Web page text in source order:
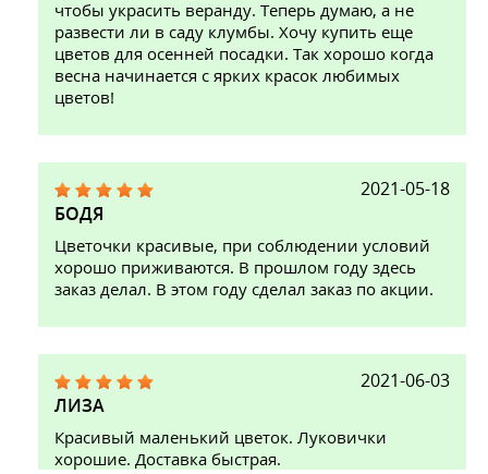
чтобы украсить веранду. Теперь думаю, а не
развести ли в саду клумбы. Хочу купить еще
цветов для осенней посадки. Так хорошо когда
весна начинается с ярких красок любимых
цветов!
2021-05-18
БОДЯ
Цветочки красивые, при соблюдении условий
хорошо приживаются. В прошлом году здесь
заказ делал. В этом году сделал заказ по акции.
2021-06-03
ЛИЗА
Красивый маленький цветок. Луковички
хорошие. Доставка быстрая.